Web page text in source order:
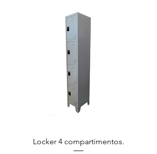
Locker 4 compartimentos.